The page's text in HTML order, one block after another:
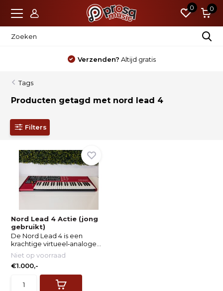
0 0
Verzenden? Altijd gratis
Tags
Producten getagd met nord lead 4
Filters
Nord Lead 4 Actie (jong
gebruikt)
De Nord Lead 4 is een
krachtige virtueel‑analoge...
Niet op voorraad
€1.000,-